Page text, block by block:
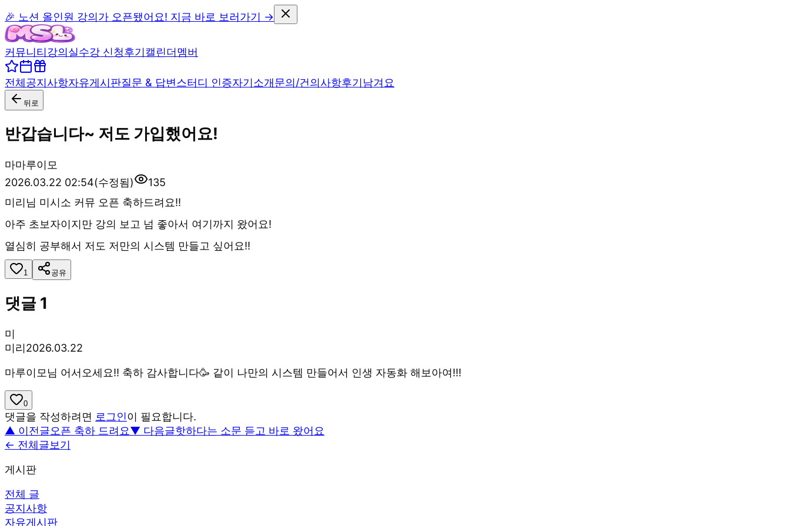
🎉 노션 올인원 강의가 오픈됐어요! 지금 바로 보러가기 →
커뮤니티강의실수강 신청후기캘린더멤버
전체공지사항자유게시판질문 & 답변스터디 인증자기소개문의/건의사항후기남겨요
뒤로
반갑습니다~ 저도 가입했어요!
마마루이모
2026.03.22 02:54(수정됨)
135
미리님 미시소 커뮤 오픈 축하드려요!!
아주 초보자이지만 강의 보고 넘 좋아서 여기까지 왔어요!
열심히 공부해서 저도 저만의 시스템 만들고 싶어요!!
1 공유
댓글 1
미
미리2026.03.22
마루이모님 어서오세요!! 축하 감사합니다🥳 같이 나만의 시스템 만들어서 인생 자동화 해보아여!!!
0
댓글을 작성하려면 로그인이 필요합니다.
▲ 이전글오픈 축하 드려요▼ 다음글핫하다는 소문 듣고 바로 왔어요
← 전체글보기
게시판
전체 글
공지사항
자유게시판